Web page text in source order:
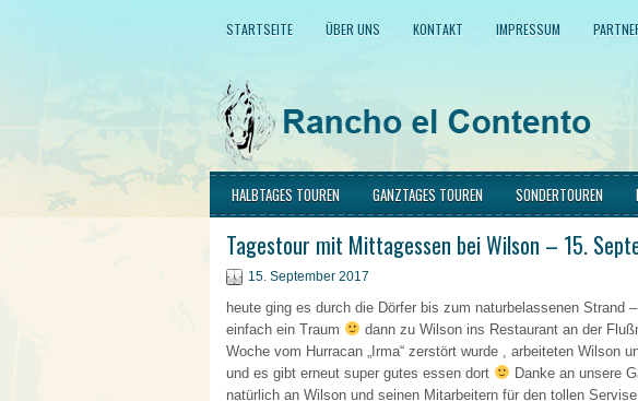
STARTSEITE ÜBER UNS KONTAKT IMPRESSUM
HALBTAGES TOUREN GANZTAGES TOUREN SONDERTOUREN
Tagestour mit Mittagessen bei Wilson – 15.
15. September 2017
heute ging es durch die Dörfer bis zum naturbelassenen Strand
einfach ein Traum
dann zu Wilson ins Restaurant an der
Woche vom Hurracan „Irma“ zerstört wurde , arbeiteten Wilson
und es gibt erneut super gutes essen dort
Danke an unsere
natürlich an Wilson und seinen Mitarbeitern für den tollen